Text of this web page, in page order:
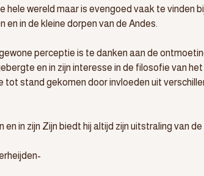
hele wereld maar is evengoed vaak te vinden
en in de kleine dorpen van de Andes.
perceptie is te danken aan de
en in zijn interesse in de filosofie van
tot stand gekomen door invloeden uit
en in zijn Zijn biedt hij altijd zijn uitstraling van